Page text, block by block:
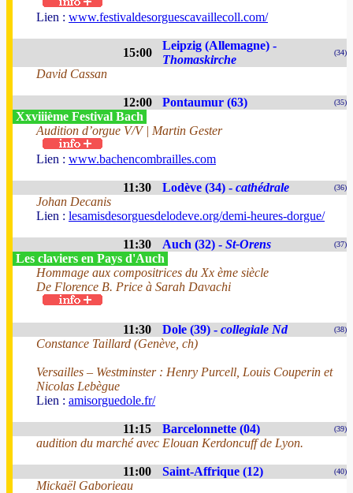
Lien : www.festivaldesorguescavaillecoll.com/
15:00
Leipzig (Allemagne) -
Thomaskirche
(34)
David Cassan
12:00 Pontaumur (63) (35)
Xxviiième Festival Bach
Audition d’orgue V/V | Martin Gester
Lien : www.bachencombrailles.com
11:30 Lodève (34) - cathédrale (36)
Johan Decanis
Lien : lesamisdesorguesdelodeve.org/demi-heures-dorgue/
11:30 Auch (32) - St-Orens (37)
Les claviers en Pays d'Auch
Hommage aux compositrices du Xx ème siècle
De Florence B. Price à Sarah Davachi
11:30 Dole (39) - collegiale Nd (38)
Constance Taillard (Genève, ch)
Versailles – Westminster : Henry Purcell, Louis Couperin et
Nicolas Lebègue
Lien : amisorguedole.fr/
11:15 Barcelonnette (04) (39)
audition du marché avec Elouan Kerdoncuff de Lyon.
11:00 Saint-Affrique (12) (40)
Mickaël Gaborieau